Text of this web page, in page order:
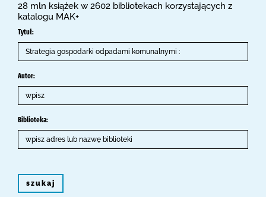
28 mln książek w 2602 bibliotekach korzystających z
katalogu MAK+
Tytuł:
Autor:
Biblioteka:
szukaj